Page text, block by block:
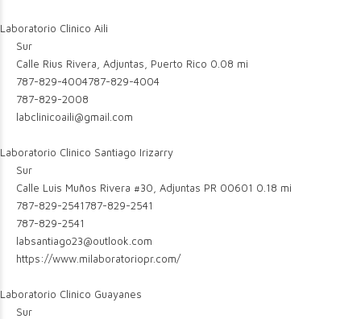
Laboratorio Clinico Aili
Sur
Calle Rius Rivera, Adjuntas, Puerto Rico 0.08 mi
787-829-4004787-829-4004
787-829-2008
labclinicoaili@gmail.com
Laboratorio Clinico Santiago Irizarry
Sur
Calle Luis Muños Rivera #30, Adjuntas PR 00601 0.18 mi
787-829-2541787-829-2541
787-829-2541
labsantiago23@outlook.com
https://www.milaboratoriopr.com/
Laboratorio Clinico Guayanes
Sur